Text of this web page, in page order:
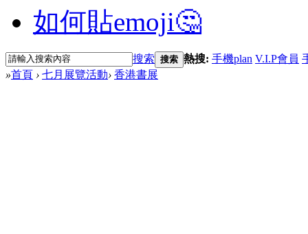
如何貼emoji🤔
搜索 搜索 熱搜: 手機plan V.I.P會員
»首頁 › 七月展覽活動› 香港書展